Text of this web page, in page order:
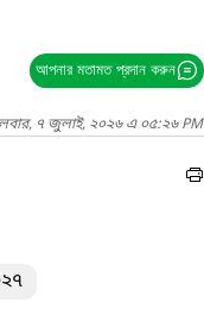
আপনার মতামত প্রদান করুন
৭ জুলাই, ২০২৬ এ ০৫:২৬ PM